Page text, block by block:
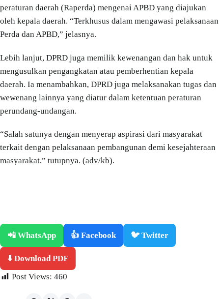
peraturan daerah (Raperda) mengenai APBD yang diajukan
oleh kepala daerah. “Terkhusus dalam mengawasi pelaksanaan
Perda dan APBD,” jelasnya.
Lebih lanjut, DPRD juga memilik kewenangan dan hak untuk
mengusulkan pengangkatan atau pemberhentian kepala
daerah. Ia menambahkan, DPRD juga melaksanakan tugas dan
wewenang lainnya yang diatur dalam ketentuan peraturan
perundang-undangan.
“Salah satunya dengan menyerap aspirasi dari masyarakat
terkait dengan pelaksanaan pembangunan demi kesejahteraan
masyarakat,” tutupnya. (adv/kb).
📲 WhatsApp 👍 Facebook 🐦 Twitter
⬇️ Download PDF
Post Views: 460